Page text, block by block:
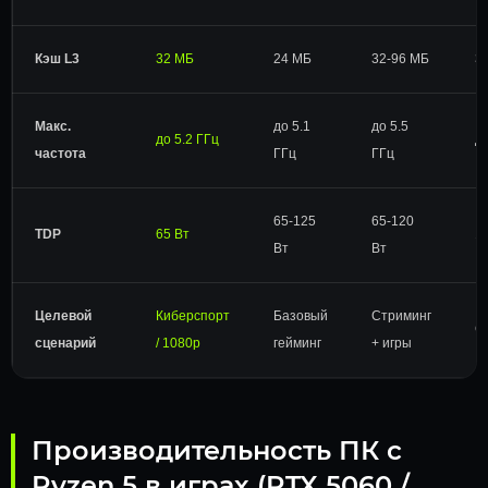
Кэш L3 32 МБ 24 МБ 32-96 МБ
Макс.
частота
до 5.2 ГГц
до 5.1
ГГц
до 5.5
ГГц
TDP 65 Вт
65-125
Вт
65-120
Вт
Целевой
сценарий
Киберспорт
/ 1080p
Базовый
гейминг
Стриминг
+ игры
Производительность ПК с